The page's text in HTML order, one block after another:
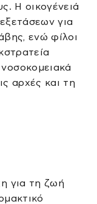
Η οικογένειά
για
ενώ φίλοι
αρχές και τη
για τη ζωή